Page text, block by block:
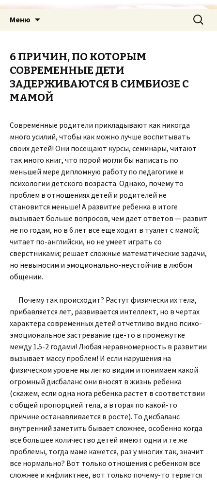
Меню Найти:
6 ПРИЧИН, ПО КОТОРЫМ
СОВРЕМЕННЫЕ ДЕТИ
ЗАДЕРЖИВАЮТСЯ В СИМБИОЗЕ С
МАМОЙ
Современные родители прикладывают как никогда
много усилий, чтобы как можно лучше воспитывать
своих детей! Они посещают курсы, семинары, читают
так много книг, что порой могли бы написать по
меньшей мере дипломную работу по педагогике и
психологии детского возраста. Однако, почему то
проблем в отношениях детей и родителей не
становится меньше! А развитие ребенка в итоге
вызывает больше вопросов, чем дает ответов — развит
не по годам, но в 6 лет все еще ходит в туалет с мамой;
читает по-английски, но не умеет играть со
сверстниками; решает сложные математические задачи,
но невыносим и эмоционально-неустойчив в любом
общении.
Почему так происходит? Растут физически их тела,
прибавляется лет, развивается интеллект, но в чертах
характера современных детей отчетливо видно психо-
эмоциональное застревание где-то в промежутке
между 1.5-2 годами! Любая неравномерность в развитии
вызывает массу проблем! И если нарушения на
физическом уровне мы легко видим и понимаем какой
огромный дисбаланс они вносят в жизнь ребенка
(скажем, если одна нога ребенка растет в соответствии
с общей пропорцией тела, а вторая по какой-то
причине останавливается в росте). То дисбаланс
внутренний заметить бывает сложнее, особенно когда
все большее количество детей имеют одни и те же
проблемы, тогда маме кажется, раз у многих так, значит
все нормально? Вот только отношения с ребенком все
сложнее и кнфликтнее, вот только почему-то теряется